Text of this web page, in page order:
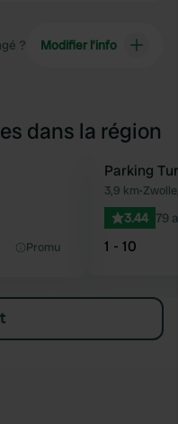
? Modifier l’info
dans la région
Préféré
Promu
Parking
3,9 km•
3.44 79
1 - 10